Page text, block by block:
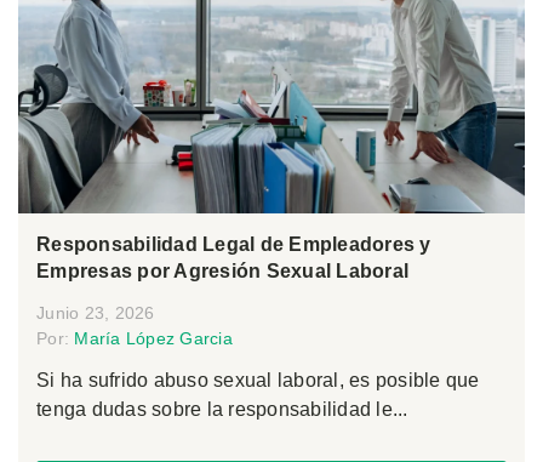
Responsabilidad Legal de Empleadores y
Empresas por Agresión Sexual Laboral
Junio 23, 2026
Por: María López Garcia
Si ha sufrido abuso sexual laboral, es posible que
tenga dudas sobre la responsabilidad le...